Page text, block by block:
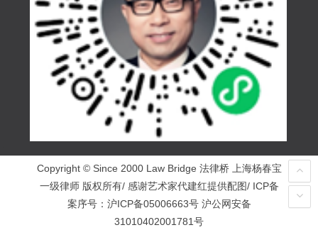
Copyright © Since 2000 Law Bridge 法律桥 上海杨春宝
一级律师 版权所有/ 感谢艺术家代建红提供配图/ ICP备
案序号： 沪ICP备05006663号 沪公网安备
31010402001781号